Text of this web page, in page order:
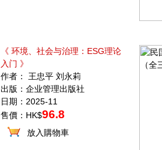
《 环境、社会与治理：ESG理论
入门 》
作者： 王忠平 刘永莉
出版：企业管理出版社
日期：2025-11
售價：HK$96.8
放入購物車